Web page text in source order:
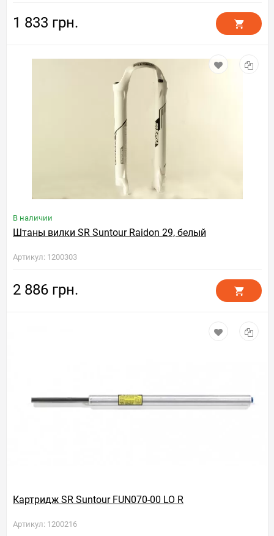
1 833 грн.
В наличии
Штаны вилки SR Suntour Raidon 29, белый
Артикул: 1200303
2 886 грн.
Картридж SR Suntour FUN070-00 LO R
Артикул: 1200216